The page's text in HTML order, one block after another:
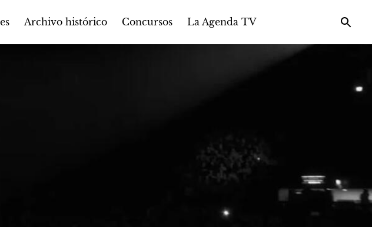
Archivo histórico Concursos La Agenda TV